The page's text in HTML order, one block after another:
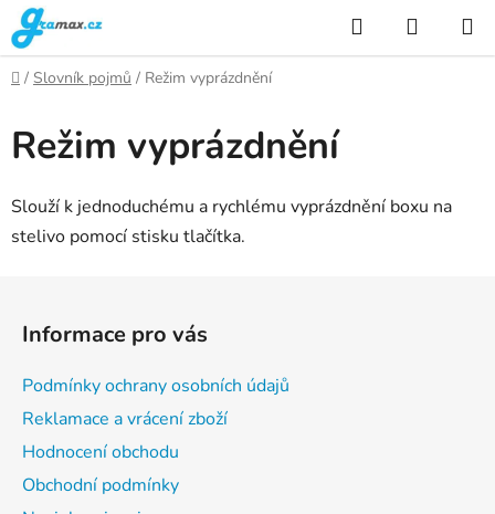
Přejít
na
obsah
Hledat
KOŠÍK
Domů
/ Slovník pojmů / Režim vyprázdnění
Režim vyprázdnění
Slouží k jednoduchému a rychlému vyprázdnění boxu na
stelivo pomocí stisku tlačítka.
Informace pro vás
Podmínky ochrany osobních údajů
Reklamace a vrácení zboží
Hodnocení obchodu
Obchodní podmínky